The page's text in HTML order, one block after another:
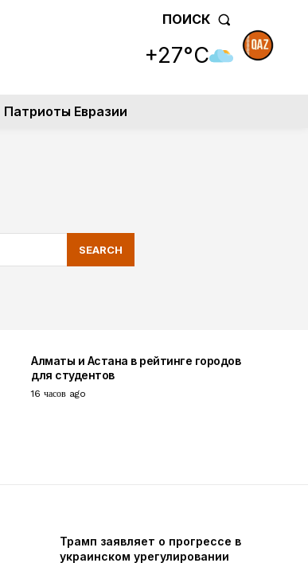
ПОИСК
+27°C
Патриоты Евразии
SEARCH
Алматы и Астана в рейтинге городов
для студентов
16 часов ago
Трамп заявляет о прогрессе в
украинском урегулировании